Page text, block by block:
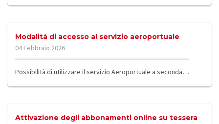
Modalità di accesso al servizio aeroportuale
04 Febbraio 2026
Possibilità di utilizzare il servizio Aeroportuale a seconda…
Attivazione degli abbonamenti online su tessera